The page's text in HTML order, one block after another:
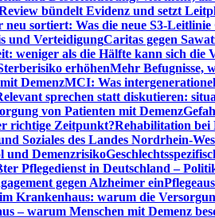
bündelt Evidenz und setzt
neu sortiert: Was die neue S3-
und VerteidigungCaritas gegen
weniger als die Hälfte kann sich die
erhöhenMehr Befugnisse,
DemenzMCI: Was
sprechen statt diskutieren:
von Patienten mit Demenz
richtige Zeitpunkt?Rehabilitation bei
Soziales des Landes Nordrhein-
und Demenzrisiko
Pflegedienst in Deutschland –
gegen Alzheimer ein
Krankenhaus: warum die
– warum Menschen mit Demenz